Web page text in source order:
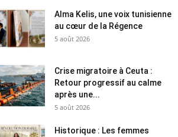
Alma Kelis, une voix tunisienne
au cœur de la Régence
5 août 2026
Crise migratoire à Ceuta :
Retour progressif au calme
après une...
5 août 2026
Historique : Les femmes